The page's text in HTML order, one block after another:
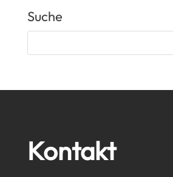
Suche
Kontakt